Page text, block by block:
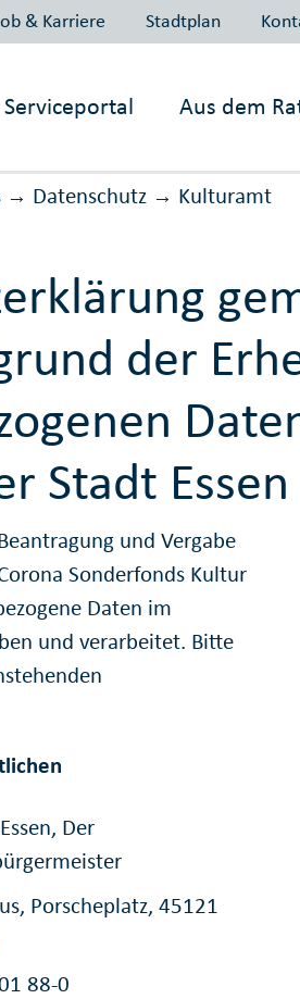
& Karriere Stadtplan
Serviceportal Aus dem
→ Daten­schutz → Kulturamt
der
Stadt Essen
und Vergabe
Sonderfonds Kultur
Daten im
und verarbeitet. Bitte
Der
Porscheplatz, 45121
88-0